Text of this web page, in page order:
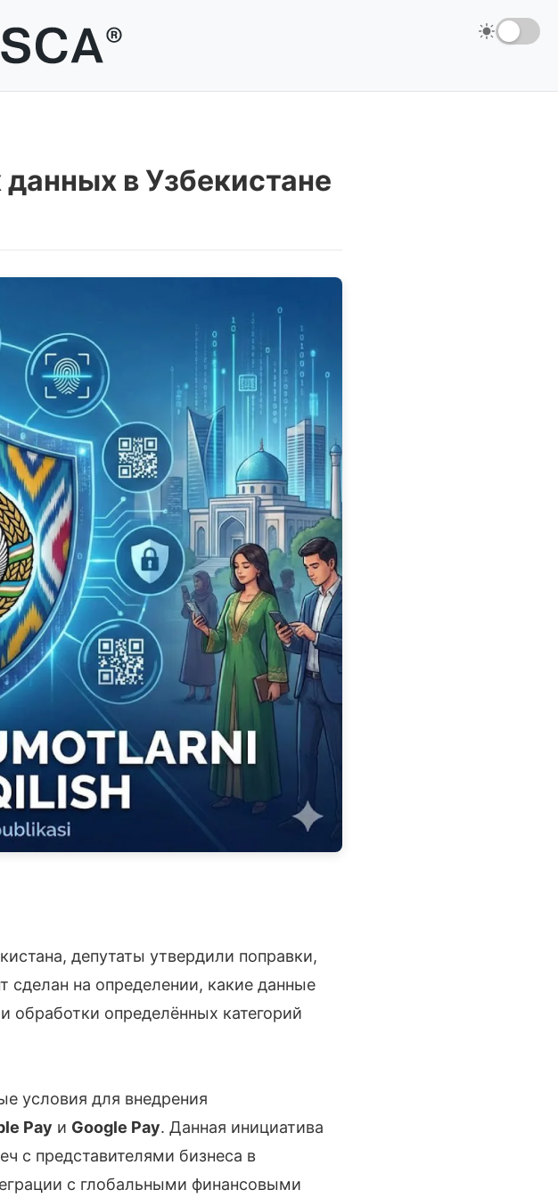
в Узбекистане
депутаты утвердили поправки,
сделан на определении, какие данные
обработки определённых категорий
условия для внедрения
Pay и Google Pay. Данная инициатива
с представителями бизнеса в
с глобальными финансовыми